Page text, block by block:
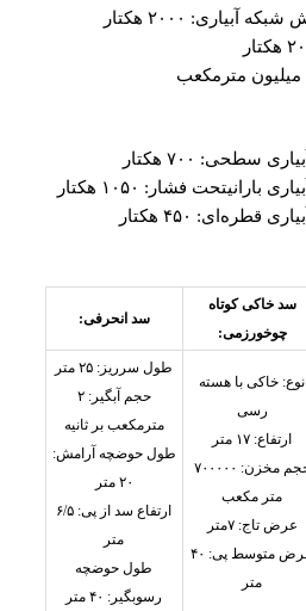
۲۰۰۰ هکتار
۷۰۰ هکتار
فشار: ۱۰۵۰ هکتار
۴۵۰ هکتار
سد خاکی کوتاه
چوخورزمی:
سد انحرفی:
نوع: خاکی با هسته
رسی
ارتفاع: ۱۷ متر
حجم مخزن: ۷۰۰۰۰۰
متر مکعب
عرض تاج: ۷متر
عرض متوسط پی: ۴۰
متر
طول سرریز: ۲۵ متر
حجم آبگیر: ۲
مترمکعب بر ثانیه
طول حوضچه آرامش:
۲۰ متر
ارتفاع سد از پی: ۶/۵
متر
طول حوضچه
رسوبگیر: ۴۰ متر